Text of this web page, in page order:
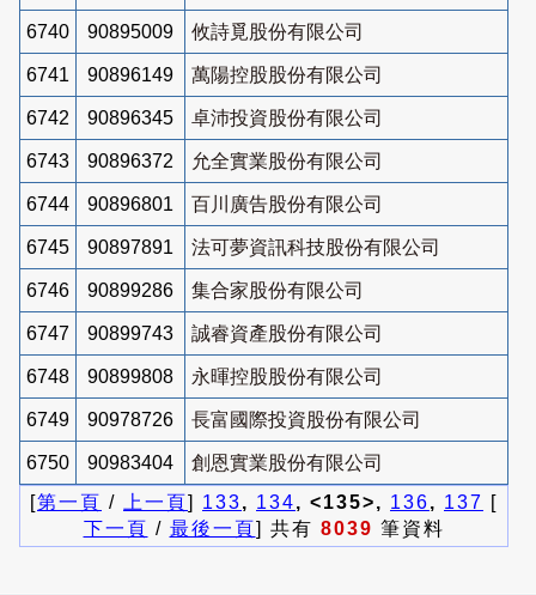
6740 90895009 攸詩覓股份有限公司
6741 90896149 萬陽控股股份有限公司
6742 90896345 卓沛投資股份有限公司
6743 90896372 允全實業股份有限公司
6744 90896801 百川廣告股份有限公司
6745 90897891 法可夢資訊科技股份有限公司
6746 90899286 集合家股份有限公司
6747 90899743 誠睿資產股份有限公司
6748 90899808 永暉控股股份有限公司
6749 90978726 長富國際投資股份有限公司
6750 90983404
創恩實業股份有限公司
[第一頁 / 上一頁] 133, 134, <135>, 136, 137 [
下一頁 / 最後一頁] 共有 8039 筆資料